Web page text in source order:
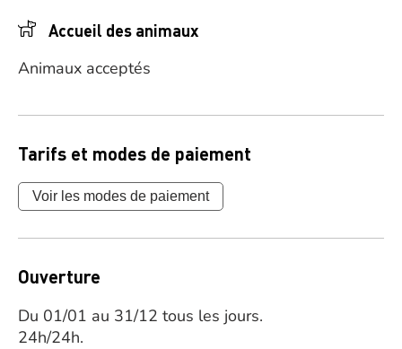
Accueil des animaux
Animaux acceptés
Tarifs et modes de paiement
Voir les modes de paiement
Ouverture
Du 01/01 au 31/12 tous les jours.
24h/24h.